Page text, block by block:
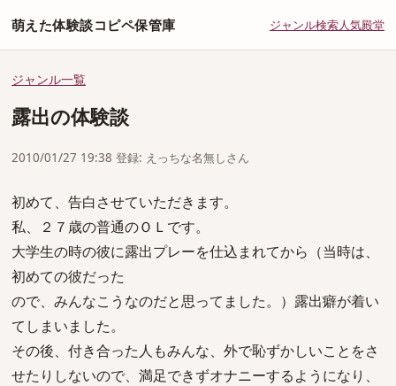
萌えた体験談コピペ保管庫 ジャンル検索人気殿堂
ジャンル一覧
露出の体験談
2010/01/27 19:38 登録: えっちな名無しさん
初めて、告白させていただきます。
私、２７歳の普通のＯＬです。
大学生の時の彼に露出プレーを仕込まれてから（当時は、
初めての彼だった
ので、みんなこうなのだと思ってました。）露出癖が着い
てしまいました。
その後、付き合った人もみんな、外で恥ずかしいことをさ
せたりしないので、満足できずオナニーするようになり、